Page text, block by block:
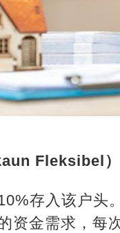
Fleksibel）
存入该户头
资金需求，每